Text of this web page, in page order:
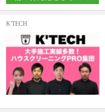
K'TECH